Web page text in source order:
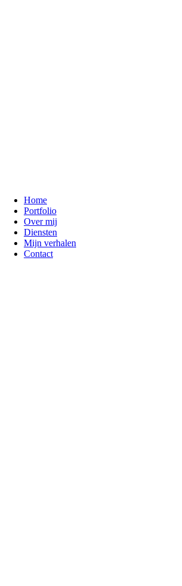
Home
Portfolio
Over mij
Diensten
Mijn verhalen
Contact